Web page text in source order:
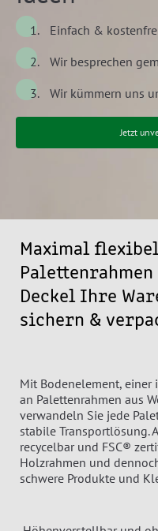
Einfach &
Wir besprechen
Wir kümmern uns
Jetzt
Maximal
Palettenrahmen
Deckel Ihre
sichern &
Mit Bodenelement,
an Palettenrahmen aus
verwandeln Sie jede
stabile Transportlösung.
recycelbar und FSC®
Holzrahmen und
schwere Produkte und